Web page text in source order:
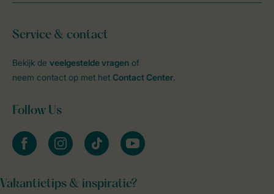
Service & contact
Bekijk de veelgestelde vragen of
neem contact op met het Contact Center.
Follow Us
facebookinstagramtiktok youtube
Vakantietips & inspiratie?